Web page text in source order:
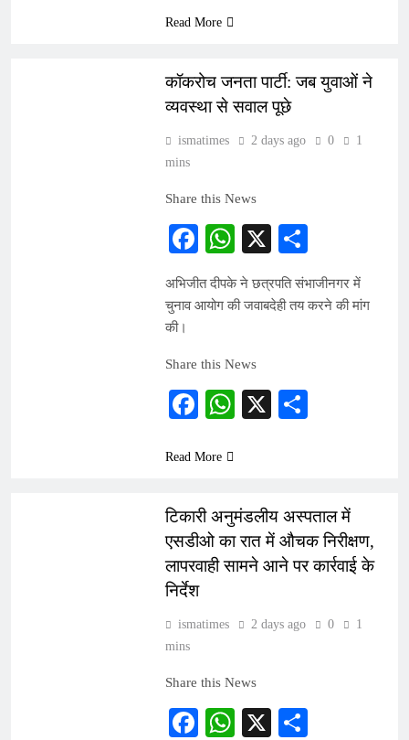
Read More
कॉकरोच जनता पार्टी: जब युवाओं ने
व्यवस्था से सवाल पूछे
ismatimes 2 days ago 0
1
mins
Share this News
Facebook
WhatsApp
X
अभिजीत दीपके ने छत्रपति संभाजीनगर में
चुनाव आयोग की जवाबदेही तय करने की मांग
की।
Share this News
Facebook
WhatsApp
X
Read More
टिकारी अनुमंडलीय अस्पताल में
एसडीओ का रात में औचक निरीक्षण,
लापरवाही सामने आने पर कार्रवाई के
निर्देश
ismatimes 2 days ago 0
1
mins
Share this News
Facebook
WhatsApp
X